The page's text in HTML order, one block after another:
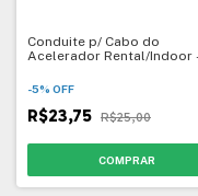
Conduite p/ Cabo do
Acelerador Rental/Indoor
-5% OFF
R$23,75 R$25,00